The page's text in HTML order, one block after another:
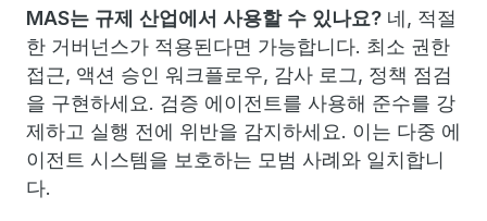
MAS는 규제 산업에서 사용할 수 있나요? 네, 적절
한 거버넌스가 적용된다면 가능합니다. 최소 권한
접근, 액션 승인 워크플로우, 감사 로그, 정책 점검
을 구현하세요. 검증 에이전트를 사용해 준수를 강
제하고 실행 전에 위반을 감지하세요. 이는 다중 에
이전트 시스템을 보호하는 모범 사례와 일치합니
다.